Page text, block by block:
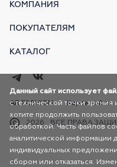
КОМПАНИЯ
ПОКУПАТЕЛЯМ
КАТАЛОГ
2026 ВСЕ ПРАВА
AR FASHION Карта сайта
Данный сайт использует
с технической точки
хотите продолжить
обработкой. Часть файлов
аналитической информации
индивидуальных
сбором или отказаться.